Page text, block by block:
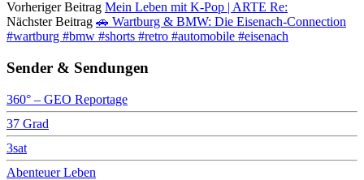
Vorheriger Beitrag Mein Leben mit K-Pop | ARTE Re:
Nächster Beitrag 🚗 Wartburg & BMW: Die Eisenach-Connection
#wartburg #bmw #shorts #retro #automobile #eisenach
Sender & Sendungen
360° – GEO Reportage
37 Grad
3sat
Abenteuer Leben